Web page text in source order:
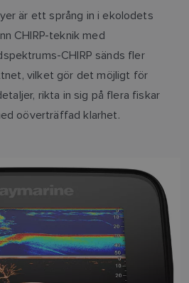
är ett språng in i ekolodets
CHIRP-teknik med
CHIRP sänds fler
vilket gör det möjligt för
rikta in sig på flera fiskar
oöverträffad klarhet.